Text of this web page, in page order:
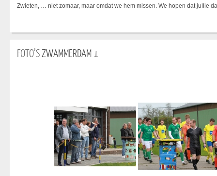
Zwieten, … niet zomaar, maar omdat we hem missen. We hopen dat jullie
FOTO’SZWAMMERDAM 1